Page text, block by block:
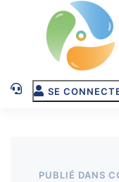
Skip to main
SE
PUBLIÉ DANS